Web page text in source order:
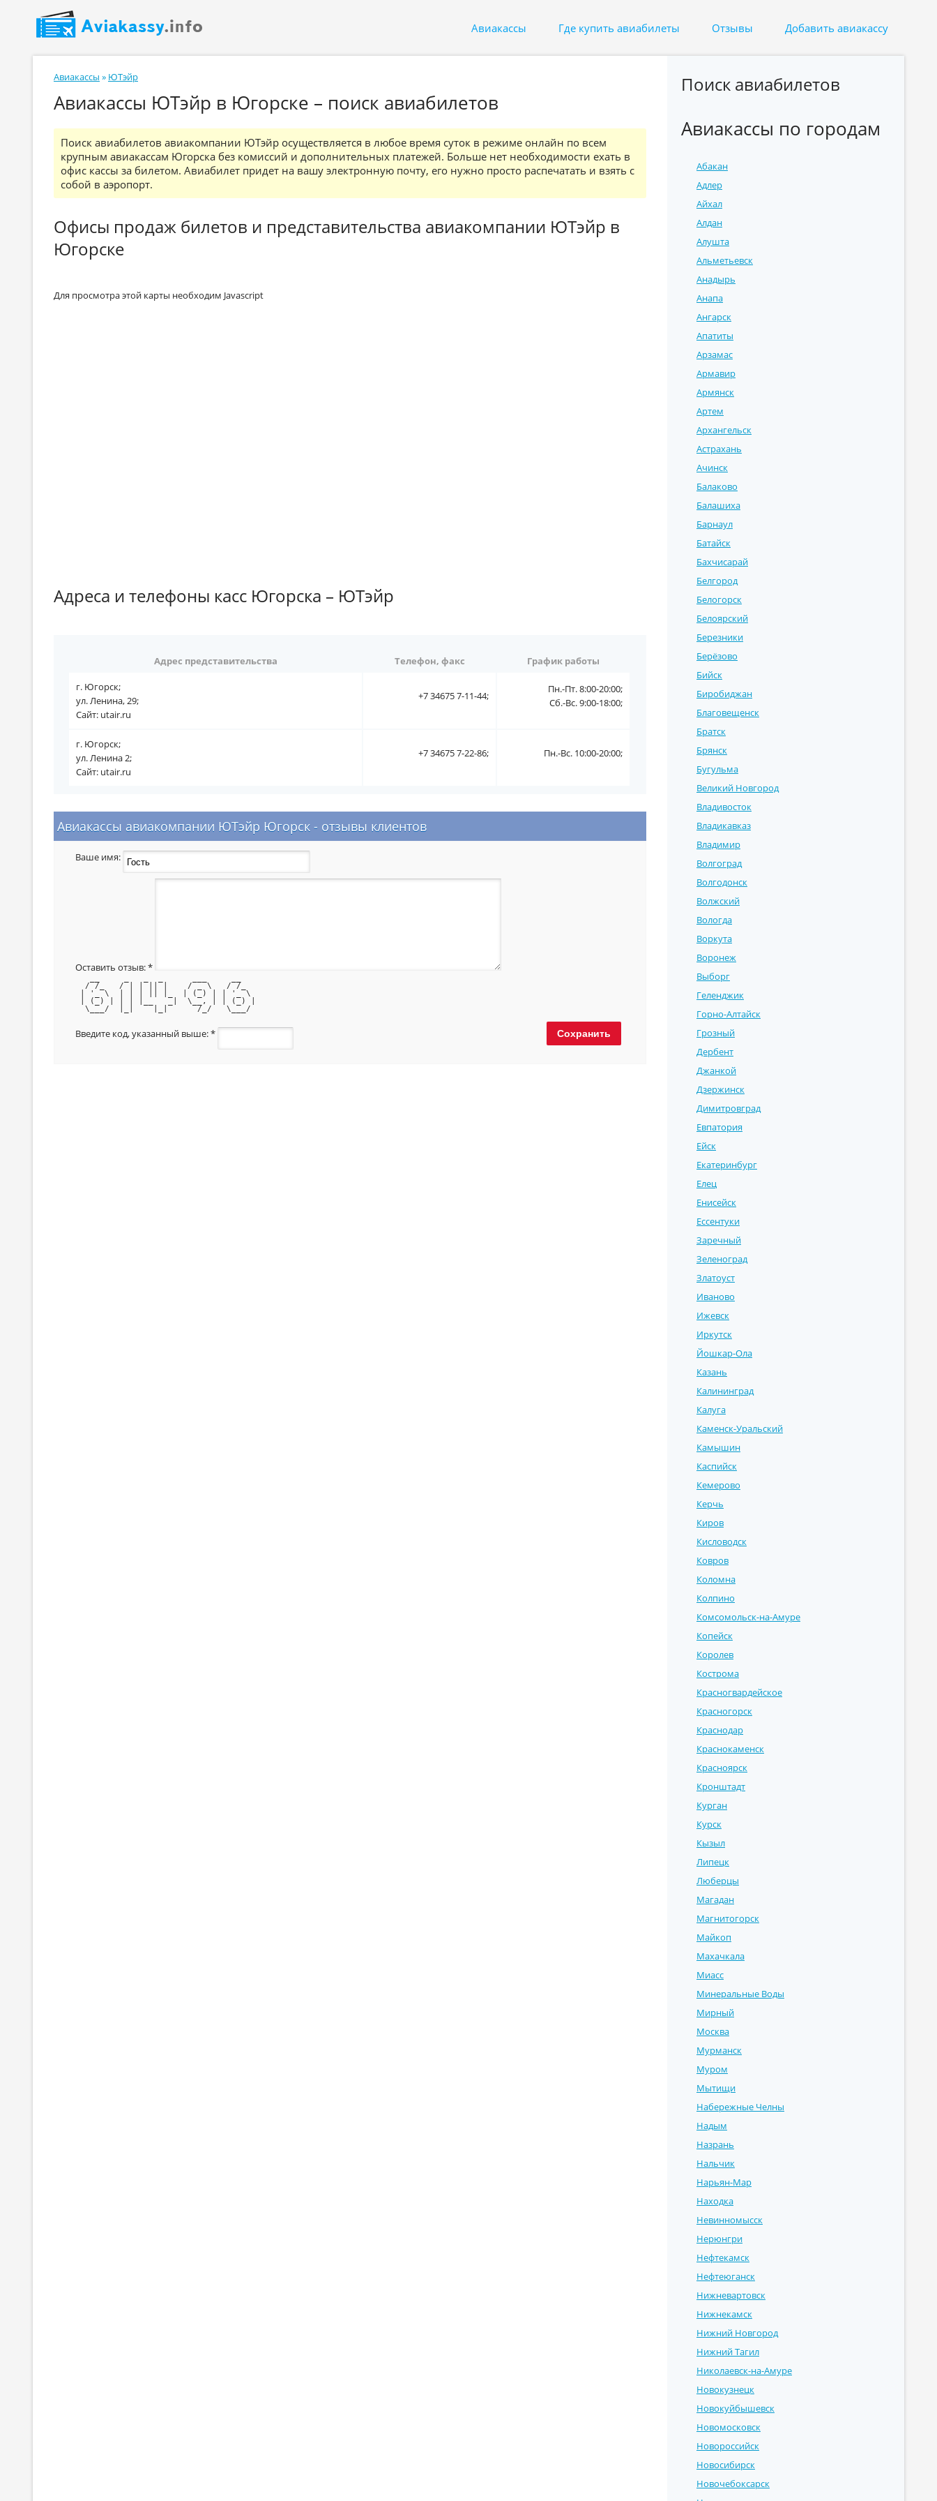
Авиакассы Где купить авиабилеты Отзывы Добавить авиакассу
Авиакассы » ЮТэйр
Авиакассы ЮТэйр в Югорске – поиск авиабилетов
Поиск авиабилетов авиакомпании ЮТэйр осуществляется в любое время суток в режиме онлайн по всем
крупным авиакассам Югорска без комиссий и дополнительных платежей. Больше нет необходимости ехать в
офис кассы за билетом. Авиабилет придет на вашу электронную почту, его нужно просто распечатать и взять с
собой в аэропорт.
Офисы продаж билетов и представительства авиакомпании ЮТэйр в
Югорске
Для просмотра этой карты необходим Javascript
Адреса и телефоны касс Югорска – ЮТэйр
Адрес представительства Телефон, факс График работы
г. Югорск;
ул. Ленина, 29;
Сайт: utair.ru
+7 34675 7-11-44;
Пн.-Пт. 8:00-20:00;
Сб.-Вс. 9:00-18:00;
г. Югорск;
ул. Ленина 2;
Сайт: utair.ru
+7 34675 7-22-86; Пн.-Вс. 10:00-20:00;
Авиакассы авиакомпании ЮТэйр Югорск - отзывы клиентов
Ваше имя:
Оставить отзыв:*
  / /_   / | | || |    / _ \   / /_
| '_ \  | | | || |_  | (_) | | '_ \
| (_) | | | |__   _|  \__, | | (_) |
  \___/  |_|    |_|      /_/   \___/
Введите код, указанный выше:*
Поиск авиабилетов
Авиакассы по городам
Абакан
Адлер
Айхал
Алдан
Алушта
Альметьевск
Анадырь
Анапа
Ангарск
Апатиты
Арзамас
Армавир
Армянск
Артем
Архангельск
Астрахань
Ачинск
Балаково
Балашиха
Барнаул
Батайск
Бахчисарай
Белгород
Белогорск
Белоярский
Березники
Берёзово
Бийск
Биробиджан
Благовещенск
Братск
Брянск
Бугульма
Великий Новгород
Владивосток
Владикавказ
Владимир
Волгоград
Волгодонск
Волжский
Вологда
Воркута
Воронеж
Выборг
Геленджик
Горно-Алтайск
Грозный
Дербент
Джанкой
Дзержинск
Димитровград
Евпатория
Ейск
Екатеринбург
Елец
Енисейск
Ессентуки
Заречный
Зеленоград
Златоуст
Иваново
Ижевск
Иркутск
Йошкар-Ола
Казань
Калининград
Калуга
Каменск-Уральский
Камышин
Каспийск
Кемерово
Керчь
Киров
Кисловодск
Ковров
Коломна
Колпино
Комсомольск-на-Амуре
Копейск
Королев
Кострома
Красногвардейское
Красногорск
Краснодар
Краснокаменск
Красноярск
Кронштадт
Курган
Курск
Кызыл
Липецк
Люберцы
Магадан
Магнитогорск
Майкоп
Махачкала
Миасс
Минеральные Воды
Мирный
Москва
Мурманск
Муром
Мытищи
Набережные Челны
Надым
Назрань
Нальчик
Нарьян-Мар
Находка
Невинномысск
Нерюнгри
Нефтекамск
Нефтеюганск
Нижневартовск
Нижнекамск
Нижний Новгород
Нижний Тагил
Николаевск-на-Амуре
Новокузнецк
Новокуйбышевск
Новомосковск
Новороссийск
Новосибирск
Новочебоксарск